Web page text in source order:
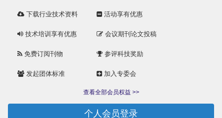
下载行业技术资料 活动享有优惠
技术培训享有优惠 会议期刊论文投稿
免费订阅刊物 参评科技奖励
发起团体标准 加入专委会
查看全部会员权益 >>